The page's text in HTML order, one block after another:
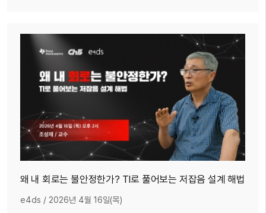
왜 내 회로는 불안정한가? TI로 풀어보는 저잡음 설계 해법
e4ds / 2026년 4월 16일(목)